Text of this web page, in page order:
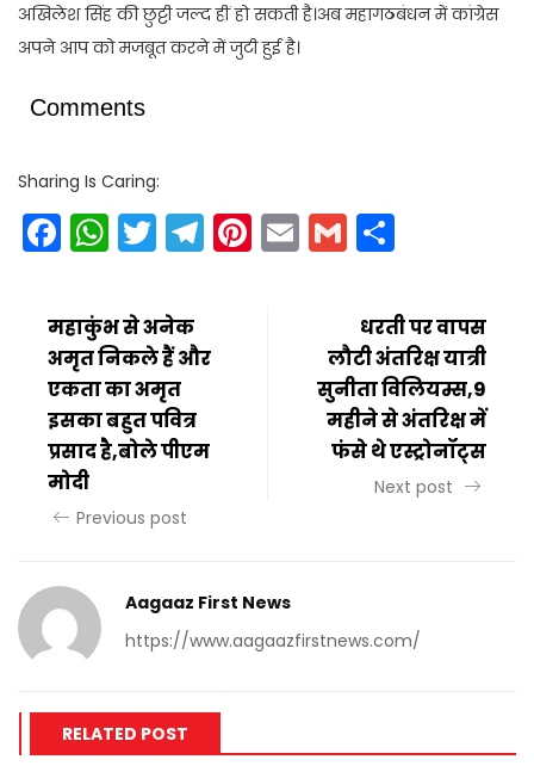
अखिलेश सिंह की छुट्टी जल्द हीं हो सकती है।अब महागठबंधन में कांग्रेस
अपने आप को मजबूत करने में जुटी हुई है।
Comments
Sharing Is Caring:
Facebook
WhatsApp
Twitter
Telegram
Pinterest
EmailGmail
महाकुंभ से अनेक
अमृत निकले हैं और
एकता का अमृत
इसका बहुत पवित्र
प्रसाद है,बोले पीएम
मोदी
Previous post
धरती पर वापस
लौटी अंतरिक्ष यात्री
सुनीता विलियम्स,9
महीने से अंतरिक्ष में
फंसे थे एस्ट्रोनॉट्स
Next post
Aagaaz First News
https://www.aagaazfirstnews.com/
RELATED POST